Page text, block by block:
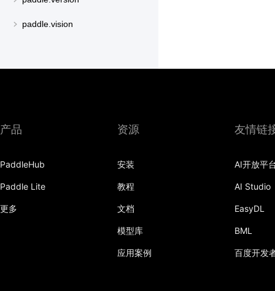
paddle.vision
产品
PaddleHub
Paddle Lite
更多
资源
安装
教程
文档
模型库
应用案例
友情链
AI开放平
AI Studio
EasyDL
BML
百度开发